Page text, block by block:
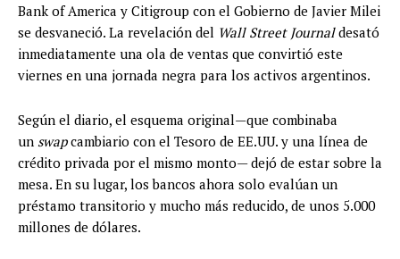
Bank of America y Citigroup con el Gobierno de Javier Milei
se desvaneció. La revelación del Wall Street Journaldesató
inmediatamente una ola de ventas que convirtió este
viernes en una jornada negra para los activos argentinos.
Según el diario, el esquema original—que combinaba
un swapcambiario con el Tesoro de EE.UU. y una línea de
crédito privada por el mismo monto— dejó de estar sobre la
mesa. En su lugar, los bancos ahora solo evalúan un
préstamo transitorio y mucho más reducido, de unos 5.000
millones de dólares.